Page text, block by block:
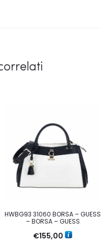
HWBG93 31060 BORSA – GUESS
– BORSA – GUESS
€155,00